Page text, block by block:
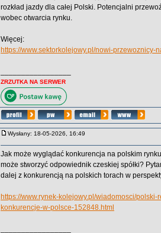
rozkład jazdy dla całej Polski. Potencjalni
wobec otwarcia rynku.
Więcej:
https://www.sektorkolejowy.pl/nowi-
ZRZUTKA NA SERWER
Wysłany: 18-05-2026, 16:49
Jak może wyglądać konkurencja na polskim
może stworzyć odpowiednik czeskiej spółki?
dalej z konkurencją na polskich torach w
https://www.rynek-kolejowy.pl/wiadomosci/
konkurencje-w-polsce-152848.html